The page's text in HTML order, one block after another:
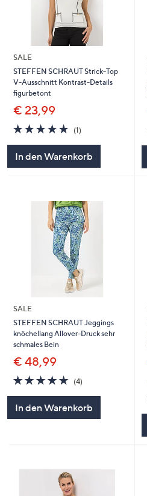
SALE
STEFFEN SCHRAUT Strick-Top
V-Ausschnitt Kontrast-Details
figurbetont
€ 23,99
5.0
von
(1)
In den Warenkorb
SALE
STEFFEN SCHRAUT Jeggings
knöchellang Allover-Druck sehr
schmales Bein
€ 48,99
5.0
von
(4)
In den Warenkorb